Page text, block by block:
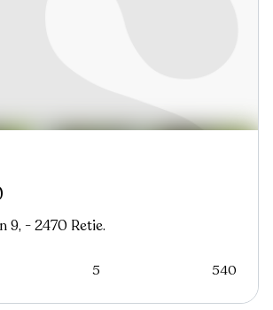
9, - 2470 Retie.
5 540